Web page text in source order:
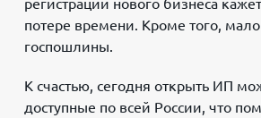
регистрации нового бизнеса
потере времени. Кроме того,
госпошлины.
К счастью, сегодня открыть ИП
доступные по всей России, что